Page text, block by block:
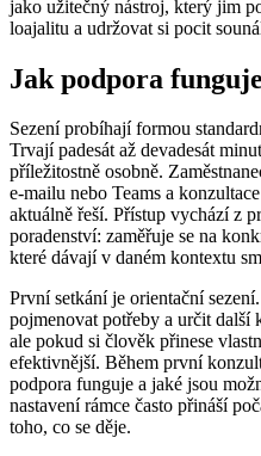
jako užitečný nástroj, který jim
loajalitu a udržovat si pocit
Jak podpora
Sezení probíhají formou
Trvají padesát až devadesát
příležitostně osobně.
e-mailu nebo Teams a
aktuálně řeší. Přístup vychází z
poradenství: zaměřuje se na
které dávají v daném kontextu
První setkání je orientační
pojmenovat potřeby a určit další
ale pokud si člověk přinese
efektivnější. Během první
podpora funguje a jaké jsou
nastavení rámce často přináší
toho, co se děje.